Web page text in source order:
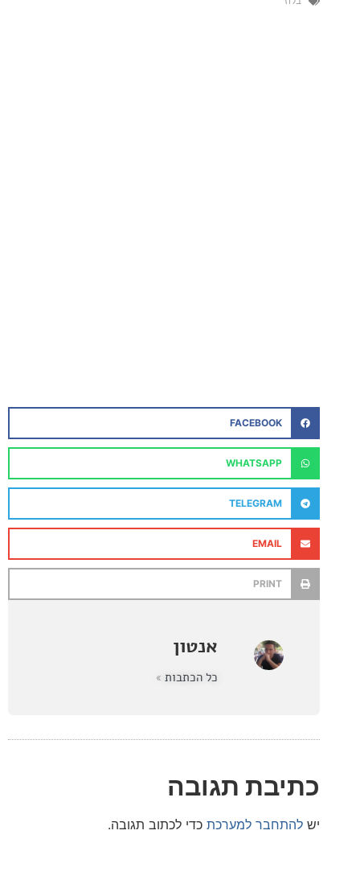
FACEBOOK
WHATSAPP
TELEGRAM
אנטון
תגובה
למערכתכדי לכתוב תגובה.